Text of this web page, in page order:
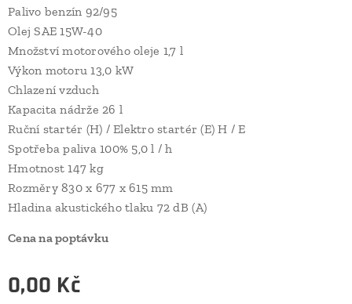
Palivo benzín 92/95
Olej SAE 15W-40
Množství motorového oleje 1,7 l
Výkon motoru 13,0 kW
Chlazení vzduch
Kapacita nádrže 26 l
Ruční startér (H) / Elektro startér (E) H / E
Spotřeba paliva 100% 5,0 l / h
Hmotnost 147 kg
Rozměry 830 x 677 x 615 mm
Hladina akustického tlaku 72 dB (A)
Cena na poptávku
0,00 Kč